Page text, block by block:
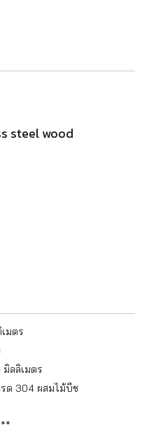
steel wood
มตร
ลลิเมตร
ด 304 ผสมไม้บีช